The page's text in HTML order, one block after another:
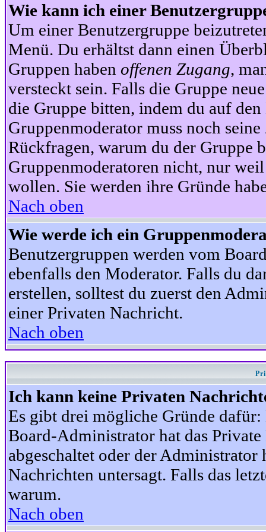
Wie kann ich einer
Um einer Benutzergruppe
Menü. Du erhältst dann einen
Gruppen haben offenen Zugang,
versteckt sein. Falls die Gruppe
die Gruppe bitten, indem du auf
Gruppenmoderator muss noch
Rückfragen, warum du der Gruppe
Gruppenmoderatoren nicht, nur
wollen. Sie werden ihre Gründe
Nach oben
Wie werde ich ein
Benutzergruppen werden vom
ebenfalls den Moderator. Falls du
erstellen, solltest du zuerst den
einer Privaten Nachricht.
Nach oben
Ich kann keine Privaten
Es gibt drei mögliche Gründe
Board-Administrator hat das
abgeschaltet oder der
Nachrichten untersagt. Falls das
warum.
Nach oben